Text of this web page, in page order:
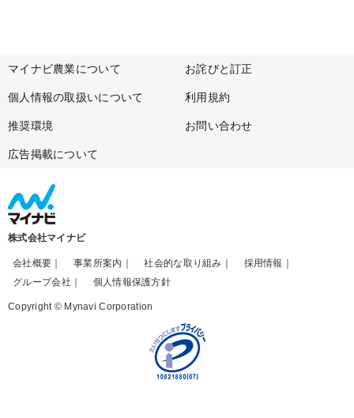
マイナビ農業について お詫びと訂正
個人情報の取扱いについて 利用規約
推奨環境 お問い合わせ
広告掲載について
株式会社マイナビ
会社概要 事業所案内 社会的な取り組み
採用情報
グループ会社
個人情報保護方針
Copyright © Mynavi Corporation